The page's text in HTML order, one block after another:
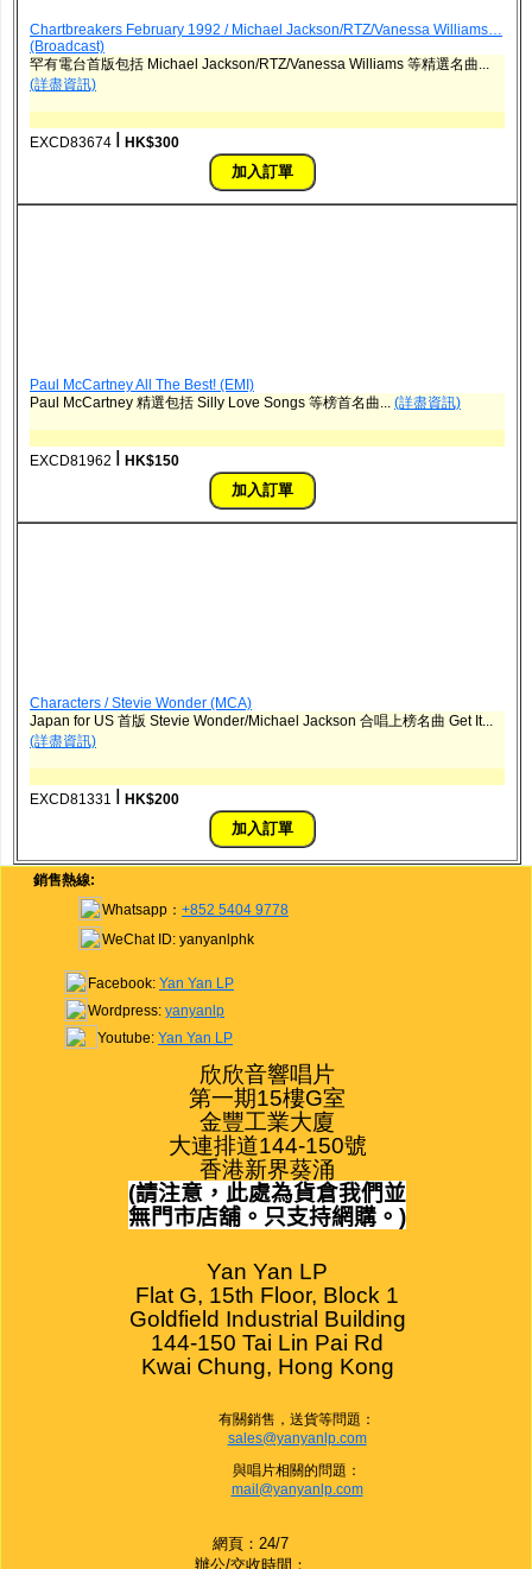
Chartbreakers February 1992 / Michael Jackson/RTZ/Vanessa Williams…
(Broadcast)
罕有電台首版包括 Michael Jackson/RTZ/Vanessa Williams 等精選名曲...
(詳盡資訊)
EXCD83674 HK$300
Paul McCartney All The Best! (EMI)
Paul McCartney 精選包括 Silly Love Songs 等榜首名曲... (詳盡資訊)
EXCD81962 HK$150
Characters / Stevie Wonder (MCA)
Japan for US 首版 Stevie Wonder/Michael Jackson 合唱上榜名曲 Get It...
(詳盡資訊)
EXCD81331 HK$200
銷售熱線:
Whatsapp： +852 5404 9778
WeChat ID: yanyanlphk
Facebook: Yan Yan LP
Wordpress: yanyanlp
Youtube: Yan Yan LP
欣欣音響唱片
第一期15樓G室
金豐工業大廈
大連排道144-150號
香港新界葵涌
(請注意，此處為貨倉我們並
無門市店舖。只支持網購。 )
Yan Yan LP
Flat G, 15th Floor, Block 1
Goldfield Industrial Building
144-150 Tai Lin Pai Rd
Kwai Chung, Hong Kong
有關銷售，送貨等問題：
sales@yanyanlp.com
與唱片相關的問題：
mail@yanyanlp.com
網頁：24/7
辦公/交收時間：